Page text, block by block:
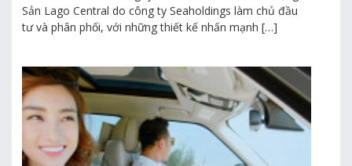
Sản Lago Central do công ty Seaholdings làm chủ đầu
tư và phân phối, với những thiết kế nhấn mạnh […]